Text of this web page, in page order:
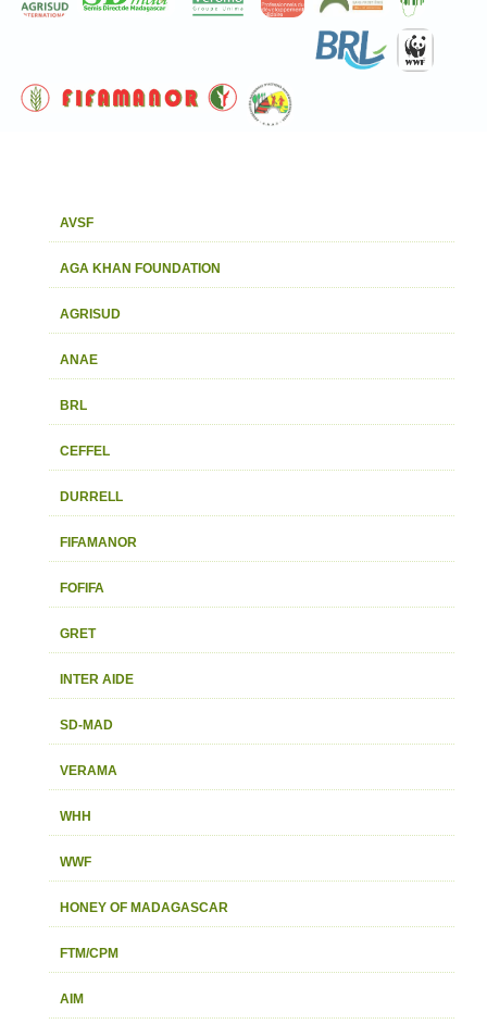
AVSF
AGA KHAN FOUNDATION
AGRISUD
ANAE
BRL
CEFFEL
DURRELL
FIFAMANOR
FOFIFA
GRET
INTER AIDE
SD-MAD
VERAMA
WHH
WWF
HONEY OF MADAGASCAR
FTM/CPM
AIM